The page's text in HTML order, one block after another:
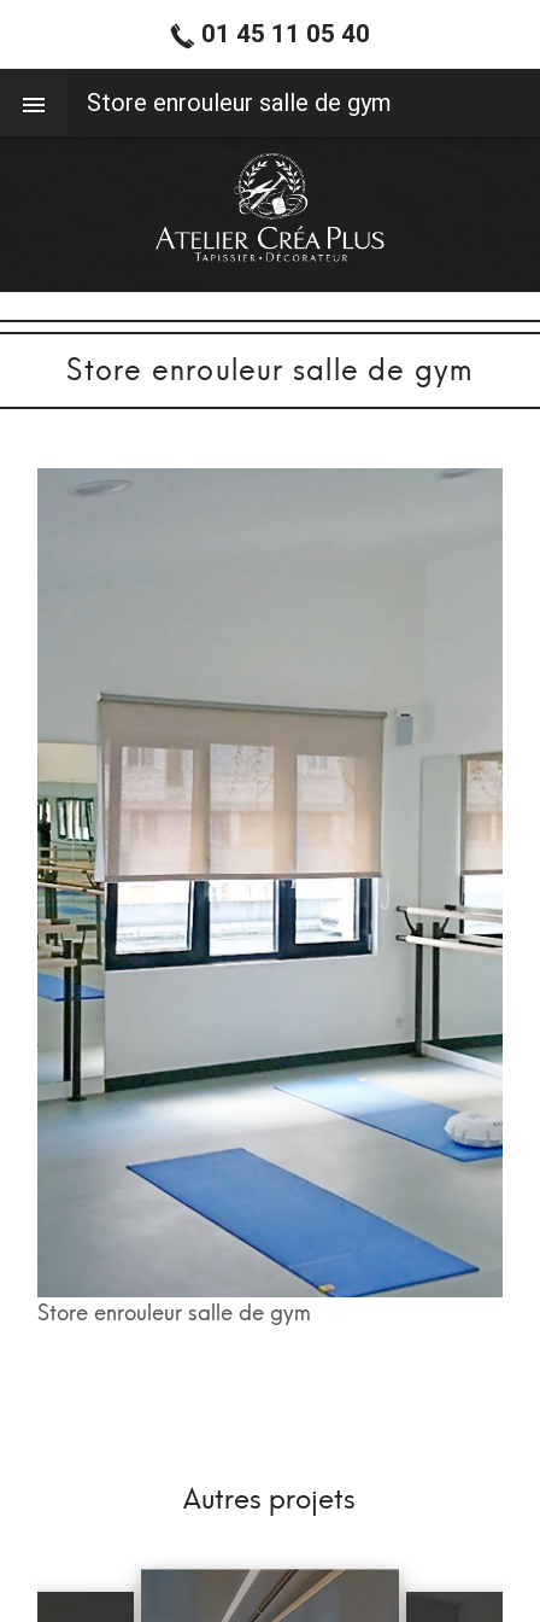
Store enrouleur salle de gym
Store enrouleur salle de gym
Autres projets
01 45 11 05 40
Store enrouleur salle de gym